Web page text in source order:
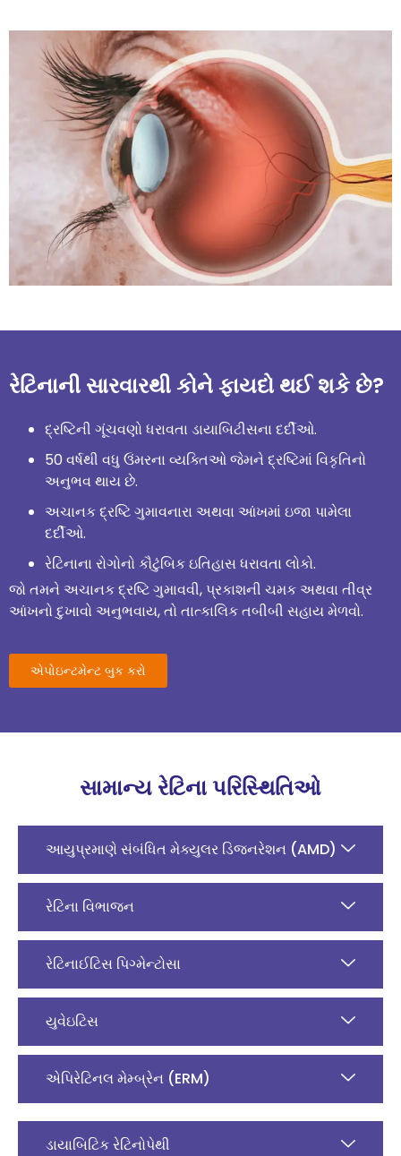
રેટિનાની સારવારથી કોને ફાયદો થઈ શકે છે?
દ્રષ્ટિની ગૂંચવણો ધરાવતા ડાયાબિટીસના દર્દીઓ.
50 વર્ષથી વધુ ઉંમરના વ્યક્તિઓ જેમને દ્રષ્ટિમાં વિકૃતિનો
અનુભવ થાય છે.
અચાનક દ્રષ્ટિ ગુમાવનારા અથવા આંખમાં ઇજા પામેલા
દર્દીઓ.
રેટિનાના રોગોનો કૌટુંબિક ઇતિહાસ ધરાવતા લોકો.
જો તમને અચાનક દ્રષ્ટિ ગુમાવવી, પ્રકાશની ચમક અથવા તીવ્ર
આંખનો દુખાવો અનુભવાય, તો તાત્કાલિક તબીબી સહાય મેળવો.
એપોઇન્ટમેન્ટ બુક કરો
સામાન્ય રેટિના પરિસ્થિતિઓ
આયુપ્રમાણે સંબંધિત મેક્યુલર ડિજનરેશન (AMD)
રેટિના વિભાજન
રેટિનાઈટિસ પિગ્મેન્ટોસા
યુવેઇટિસ
એપિરેટિનલ મેમ્બ્રેન (ERM)
ડાયાબિટિક રેટિનોપેથી